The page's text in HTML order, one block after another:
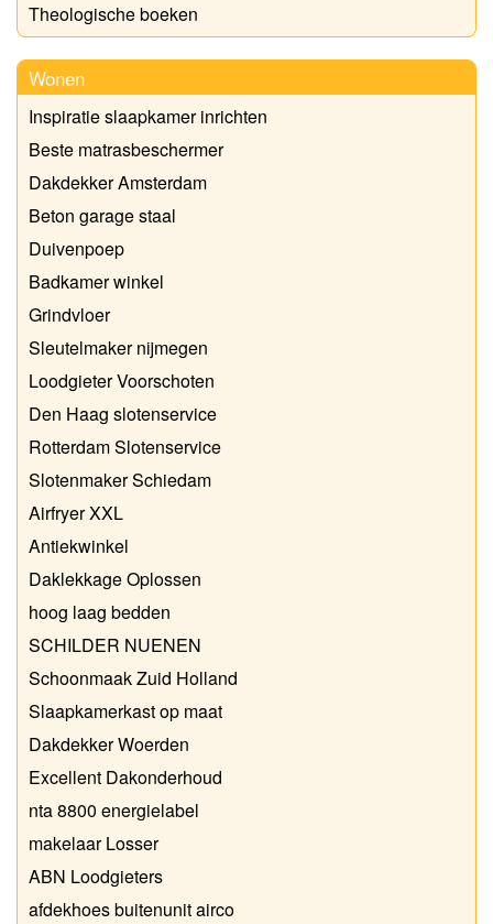
Theologische boeken
Wonen
Inspiratie slaapkamer inrichten
Beste matrasbeschermer
Dakdekker Amsterdam
Beton garage staal
Duivenpoep
Badkamer winkel
Grindvloer
Sleutelmaker nijmegen
Loodgieter Voorschoten
Den Haag slotenservice
Rotterdam Slotenservice
Slotenmaker Schiedam
Airfryer XXL
Antiekwinkel
Daklekkage Oplossen
hoog laag bedden
SCHILDER NUENEN
Schoonmaak Zuid Holland
Slaapkamerkast op maat
Dakdekker Woerden
Excellent Dakonderhoud
nta 8800 energielabel
makelaar Losser
ABN Loodgieters
afdekhoes buitenunit airco